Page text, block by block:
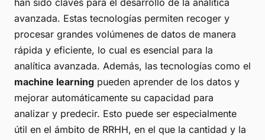
han sido claves para el desarrollo de la analítica
avanzada. Estas tecnologías permiten recoger y
procesar grandes volúmenes de datos de manera
rápida y eficiente, lo cual es esencial para la
analítica avanzada. Además, las tecnologías como el
machine learning pueden aprender de los datos y
mejorar automáticamente su capacidad para
analizar y predecir. Esto puede ser especialmente
útil en el ámbito de RRHH, en el que la cantidad y la